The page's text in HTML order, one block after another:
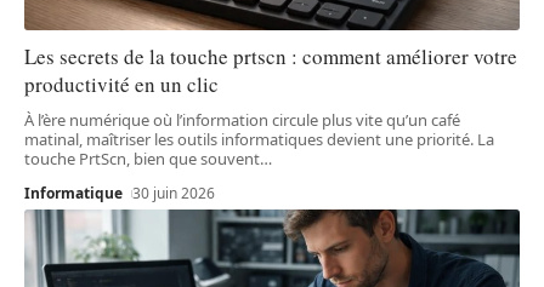
Les secrets de la touche prtscn : comment améliorer votre
productivité en un clic
À l’ère numérique où l’information circule plus vite qu’un café
matinal, maîtriser les outils informatiques devient une priorité. La
touche PrtScn, bien que souvent…
Informatique 30 juin 2026